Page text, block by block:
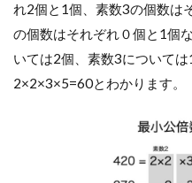
れ2個と1個、素数3の個数は
の個数はそれぞれ０個と1個
いては2個、素数3について
2×2×3×5=60とわかります。